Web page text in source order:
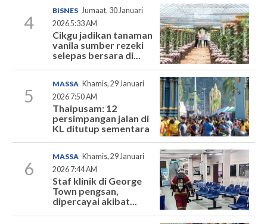
4
BISNES Jumaat, 30 Januari
2026 5:33 AM
Cikgu jadikan tanaman
vanila sumber rezeki
selepas bersara di...
5
MASSA Khamis, 29 Januari
2026 7:50 AM
Thaipusam: 12
persimpangan jalan di
KL ditutup sementara
6
MASSA Khamis, 29 Januari
2026 7:44 AM
Staf klinik di George
Town pengsan,
dipercayai akibat...